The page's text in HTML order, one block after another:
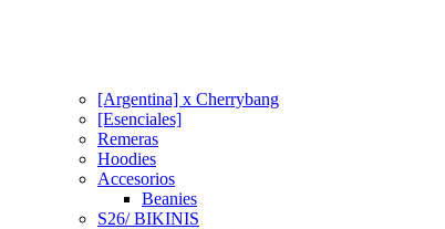
[Argentina] x Cherrybang
[Esenciales]
Remeras
Hoodies
Accesorios
Beanies
S26/ BIKINIS